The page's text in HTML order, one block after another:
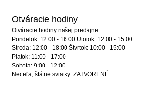
Otváracie hodiny
Otváracie hodiny našej predajne:
Pondelok: 12:00 - 16:00 Utorok: 12:00 - 15:00
Streda: 12:00 - 18:00 Štvrtok: 10:00 - 15:00
Piatok: 11:00 - 17:00
Sobota: 9:00 - 12:00
Nedeľa, štátne sviatky: ZATVORENÉ